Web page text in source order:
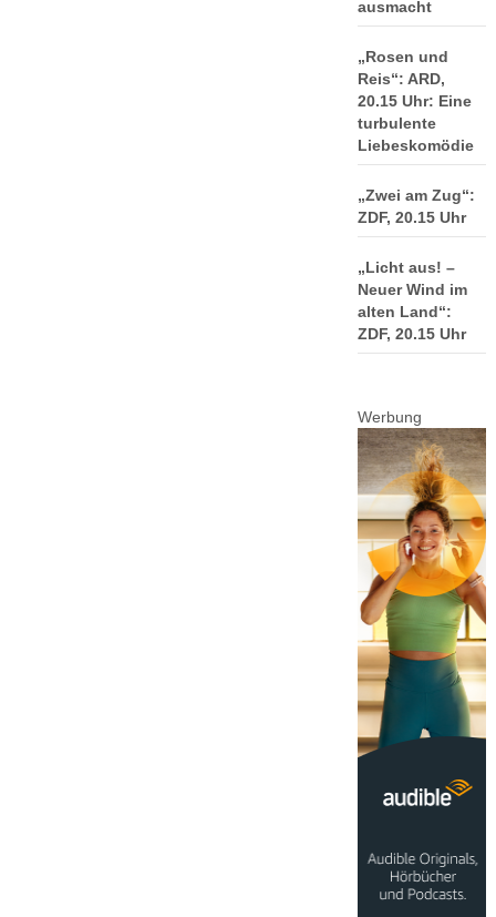
ausmacht
„Rosen und
Reis“: ARD,
20.15 Uhr: Eine
turbulente
Liebeskomödie
„Zwei am Zug“:
ZDF, 20.15 Uhr
„Licht aus! –
Neuer Wind im
alten Land“:
ZDF, 20.15 Uhr
Werbung